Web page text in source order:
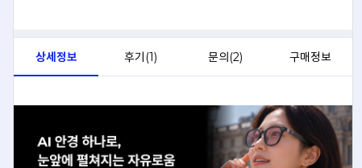
상세정보 후기(1) 문의(2) 구매정보